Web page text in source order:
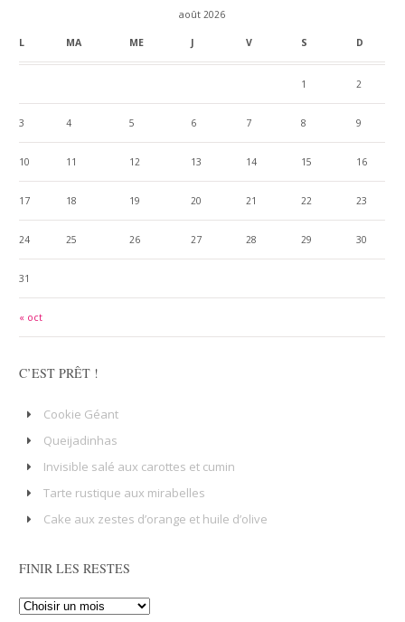
août 2026
L MA ME J V S D
« oct
1 2
3 4 5 6 7 8 9
10 11 12 13 14 15 16
17 18 19 20 21 22 23
24 25 26 27 28 29 30
31
C’EST PRÊT !
Cookie Géant
Queijadinhas
Invisible salé aux carottes et cumin
Tarte rustique aux mirabelles
Cake aux zestes d’orange et huile d’olive
FINIR LES RESTES